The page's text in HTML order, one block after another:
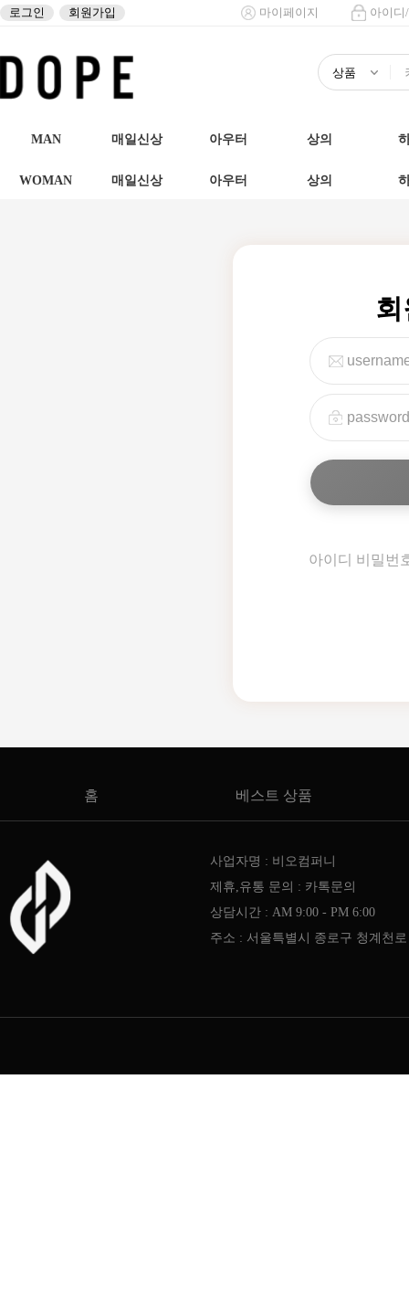
로그인 회원가입 마이페이지 아이디
MAN 매일신상 아우터 상의
WOMAN 매일신상 아우터 상의
아이디 비밀번
홈 베스트 상품
사업자명 : 비오컴퍼니
제휴,유통 문의 : 카톡문의
상담시간 : AM 9:00 - PM 6:00
주소 : 서울특별시 종로구 청계천로